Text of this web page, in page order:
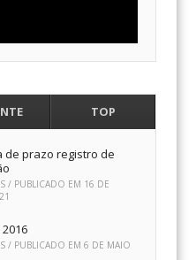
TOP
de prazo registro de
/ PUBLICADO EM 16 DE
/ PUBLICADO EM6 DE MAIO